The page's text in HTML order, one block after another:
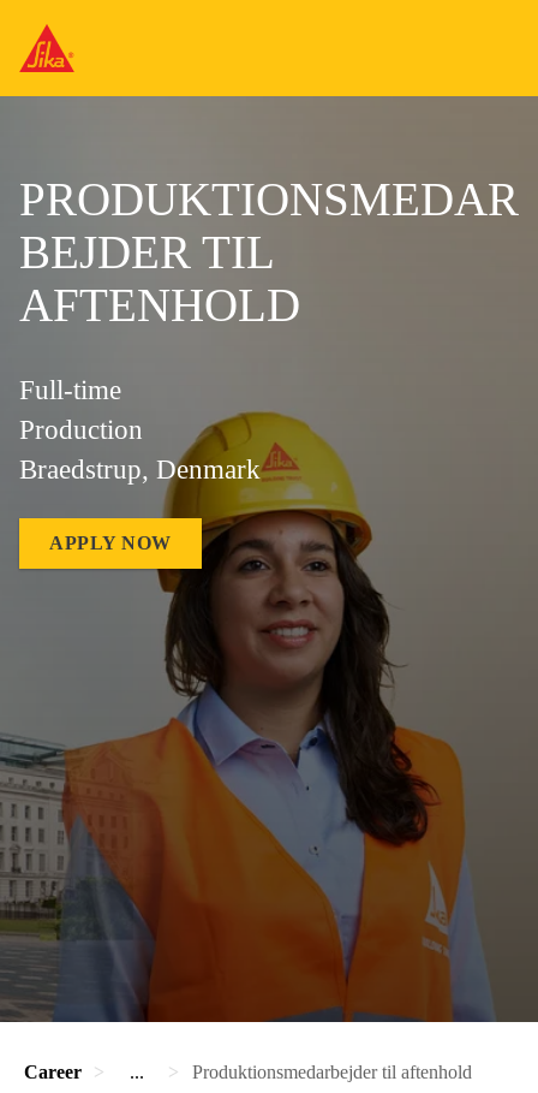
PRODUKTIONSMEDAR
BEJDER TIL
AFTENHOLD
Full-time
Production
Braedstrup, Denmark
APPLY NOW
Career ... Produktionsmedarbejder til aftenhold